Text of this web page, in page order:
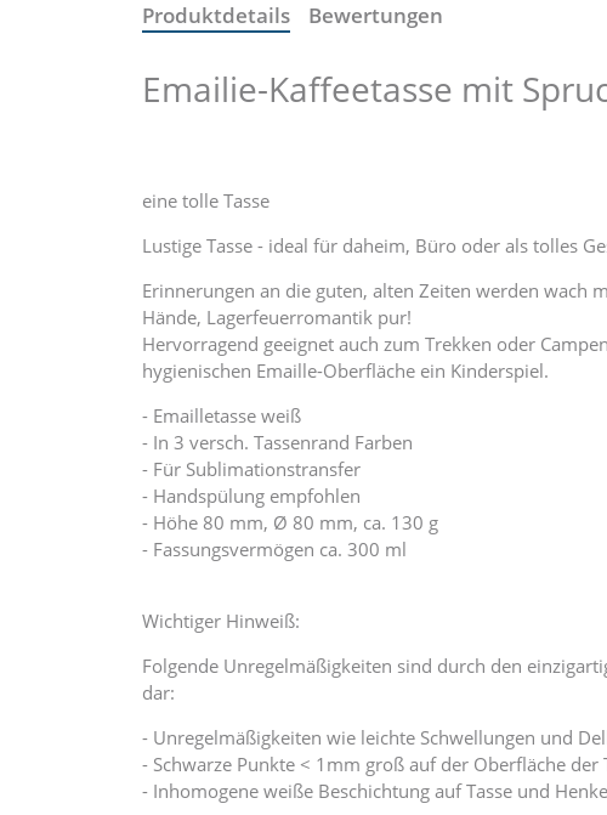
Produktdetails Bewertungen
Emailie-Kaffeetasse mit
eine tolle Tasse
Lustige Tasse - ideal für daheim, Büro oder als tolles
Erinnerungen an die guten, alten Zeiten werden wach
Hände, Lagerfeuerromantik pur!
Hervorragend geeignet auch zum Trekken oder
hygienischen Emaille-Oberfläche ein Kinderspiel.
- Emailletasse weiß
- In 3 versch. Tassenrand Farben
- Für Sublimationstransfer
- Handspülung empfohlen
- Höhe 80 mm, Ø 80 mm, ca. 130 g
- Fassungsvermögen ca. 300 ml
Wichtiger Hinweiß:
Folgende Unregelmäßigkeiten sind durch den
dar:
- Unregelmäßigkeiten wie leichte Schwellungen und
- Schwarze Punkte < 1mm groß auf der Oberfläche der
- Inhomogene weiße Beschichtung auf Tasse und